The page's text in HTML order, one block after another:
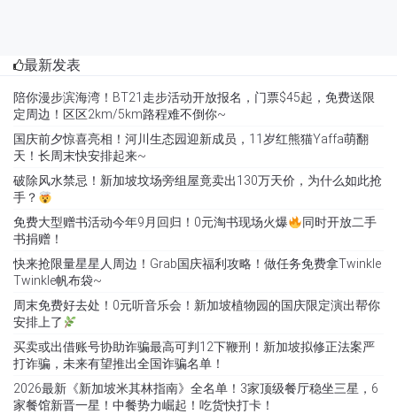
最新发表
陪你漫步滨海湾！BT21走步活动开放报名，门票$45起，免费送限
定周边！区区2km/5km路程难不倒你~
国庆前夕惊喜亮相！河川生态园迎新成员，11岁红熊猫Yaffa萌翻
天！长周末快安排起来~
破除风水禁忌！新加坡坟场旁组屋竟卖出130万天价，为什么如此抢
手？
免费大型赠书活动今年9月回归！0元淘书现场火爆
同时开放二手
书捐赠！
快来抢限量星星人周边！Grab国庆福利攻略！做任务免费拿Twinkle
Twinkle帆布袋~
周末免费好去处！0元听音乐会！新加坡植物园的国庆限定演出帮你
安排上了
买卖或出借账号协助诈骗最高可判12下鞭刑！新加坡拟修正法案严
打诈骗，未来有望推出全国诈骗名单！
2026最新《新加坡米其林指南》全名单！3家顶级餐厅稳坐三星，6
家餐馆新晋一星！中餐势力崛起！吃货快打卡！